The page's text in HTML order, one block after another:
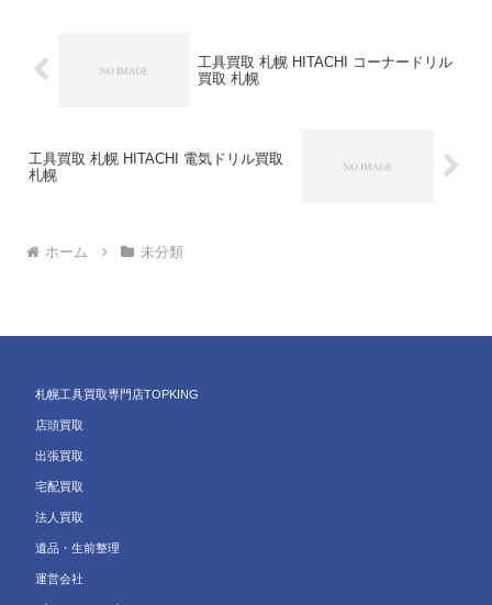
工具買取 札幌 HITACHI コーナードリル
買取 札幌
工具買取 札幌 HITACHI 電気ドリル買取
札幌
ホーム 未分類
札幌工具買取専門店TOPKING
店頭買取
出張買取
宅配買取
法人買取
遺品・生前整理
運営会社